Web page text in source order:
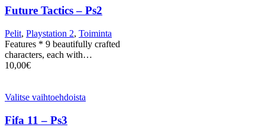
Future Tactics – Ps2
Pelit, Playstation 2, Toiminta
Features * 9 beautifully crafted
characters, each with…
10,00€
Valitse vaihtoehdoista
Fifa 11 – Ps3